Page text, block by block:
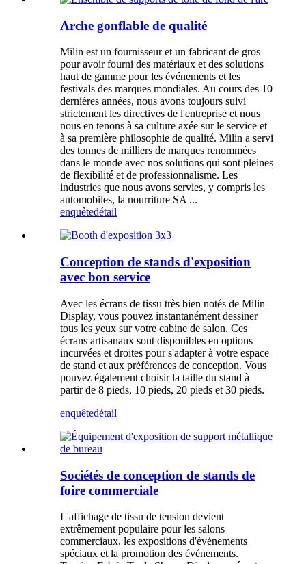
Arche gonflable de qualité
Milin est un fournisseur et un fabricant de gros
pour avoir fourni des matériaux et des solutions
haut de gamme pour les événements et les
festivals des marques mondiales. Au cours des 10
dernières années, nous avons toujours suivi
strictement les directives de l'entreprise et nous
nous en tenons à sa culture axée sur le service et
à sa première philosophie de qualité. Milin a servi
des tonnes de milliers de marques renommées
dans le monde avec nos solutions qui sont pleines
de flexibilité et de professionnalisme. Les
industries que nous avons servies, y compris les
automobiles, la nourriture SA ...
enquêtedétail
Conception de stands d'exposition
avec bon service
Avec les écrans de tissu très bien notés de Milin
Display, vous pouvez instantanément dessiner
tous les yeux sur votre cabine de salon. Ces
écrans artisanaux sont disponibles en options
incurvées et droites pour s'adapter à votre espace
de stand et aux préférences de conception. Vous
pouvez également choisir la taille du stand à
partir de 8 pieds, 10 pieds, 20 pieds et 30 pieds.
enquêtedétail
Sociétés de conception de stands de
foire commerciale
L'affichage de tissu de tension devient
extrêmement populaire pour les salons
commerciaux, les expositions d'événements
spéciaux et la promotion des événements.